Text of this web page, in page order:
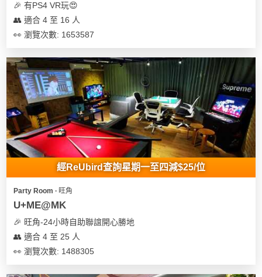
🎉 有PS4 VR玩😍
👥 適合 4 至 16 人
👀 瀏覽次數: 1653587
經ReUbird查詢星期一至四減$25/位
Party Room ∙ 旺角
U+ME@MK
🎉 旺角-24小時自助聯誼開心勝地
👥 適合 4 至 25 人
👀 瀏覽次數: 1488305